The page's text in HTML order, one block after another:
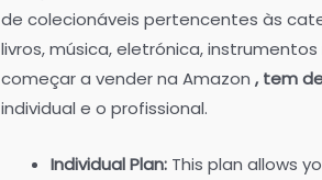
de colecionáveis pertencentes às
livros, música, eletrónica,
começar a vender na Amazon , tem
individual e o profissional.
Individual Plan: This plan allows